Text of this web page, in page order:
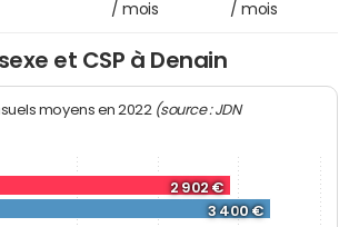
/ mois
/ mois
et CSP à Denain
moyens en 2022 (source : JDN
2 902 €
3 400 €